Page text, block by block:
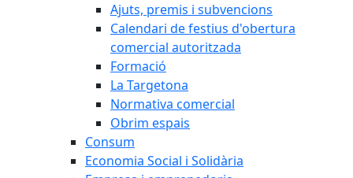
Ajuts, premis i subvencions
Calendari de festius d'obertura
comercial autoritzada
Formació
La Targetona
Normativa comercial
Obrim espais
Consum
Economia Social i Solidària